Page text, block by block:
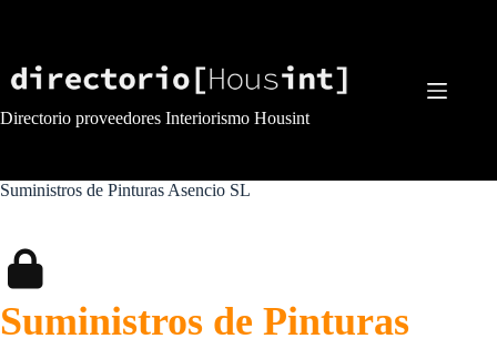
Directorio proveedores Interiorismo Housint
Suministros de Pinturas Asencio SL
Suministros de Pinturas